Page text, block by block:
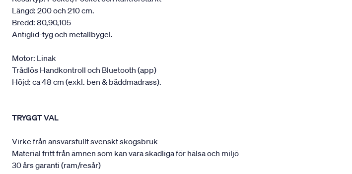
Längd: 200 och 210 cm.
Bredd: 80,90,105
Antiglid-tyg och metallbygel.
Motor: Linak
Trådlös Handkontroll och Bluetooth (app)
Höjd: ca 48 cm (exkl. ben & bäddmadrass).
TRYGGT VAL
Virke från ansvarsfullt svenskt skogsbruk
Material fritt från ämnen som kan vara skadliga för hälsa och miljö
30 års garanti (ram/resår)